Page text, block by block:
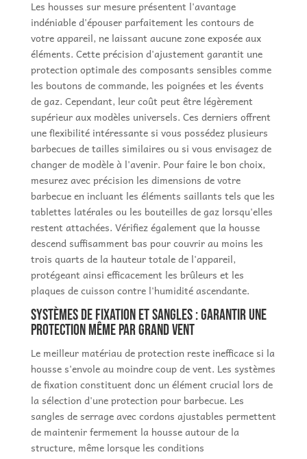
Les housses sur mesure présentent l'avantage
indéniable d'épouser parfaitement les contours de
votre appareil, ne laissant aucune zone exposée aux
éléments. Cette précision d'ajustement garantit une
protection optimale des composants sensibles comme
les boutons de commande, les poignées et les évents
de gaz. Cependant, leur coût peut être légèrement
supérieur aux modèles universels. Ces derniers offrent
une flexibilité intéressante si vous possédez plusieurs
barbecues de tailles similaires ou si vous envisagez de
changer de modèle à l'avenir. Pour faire le bon choix,
mesurez avec précision les dimensions de votre
barbecue en incluant les éléments saillants tels que les
tablettes latérales ou les bouteilles de gaz lorsqu'elles
restent attachées. Vérifiez également que la housse
descend suffisamment bas pour couvrir au moins les
trois quarts de la hauteur totale de l'appareil,
protégeant ainsi efficacement les brûleurs et les
plaques de cuisson contre l'humidité ascendante.
Systèmes de fixation et sangles : garantir une
protection même par grand vent
Le meilleur matériau de protection reste inefficace si la
housse s'envole au moindre coup de vent. Les systèmes
de fixation constituent donc un élément crucial lors de
la sélection d'une protection pour barbecue. Les
sangles de serrage avec cordons ajustables permettent
de maintenir fermement la housse autour de la
structure, même lorsque les conditions